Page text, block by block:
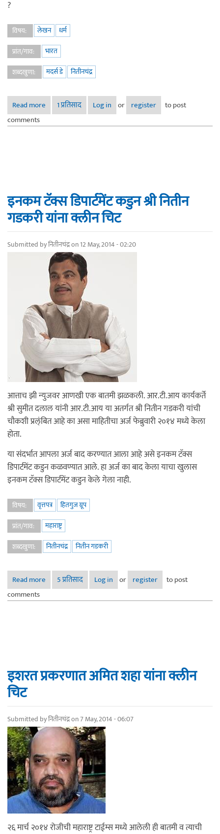
?
विषय: लेखन
धर्म
प्रांत/गाव:
भारत
शब्दखुणा:
मदर्स डे नितीनचंद्र
Read more about मदर्स डे ?
1 प्रतिसाद Log in or register
to post
comments
इनकम टॅक्स डिपार्टमेंट कडुन श्री नितीन
गडकरी यांना क्लीन चिट
Submitted byनितीनचंद्रon 12 May, 2014 - 02:20
आत्ताच झी न्युजवर आणखी एक बातमी झळकली. आर.टी.आय कार्यकर्ते
श्री सुमीत दलाल यांनी आर.टी.आय या अतर्गत श्री नितीन गडकरी यांची
चौकशी प्रल्ंबित आहे का असा माहितीचा अर्ज फेब्रुवारी २०१४ मध्ये केला
होता.
या संदर्भात आपला अर्ज बाद करण्यात आला आहे असे इनकम टॅक्स
डिपार्टमेंट कडुन कळवण्यात आले. हा अर्ज का बाद केला याचा खुलास
इनकम टॅक्स डिपार्टमेंट कडुन केले गेला नाही.
विषय: वृत्तपत्र
हितगुज ग्रूप
प्रांत/गाव:
महाराष्ट्र
शब्दखुणा:
नितीनचंद्र नितीन गडकरी
Read more
about इनकम टॅक्स डिपार्टमेंट कडुन श्री नितीन गडकरी यांना क्लीन
चिट
5 प्रतिसाद Log in or register
to post
comments
इशरत प्रकरणात अमित शहा यांना क्लीन
चिट
Submitted byनितीनचंद्रon 7 May, 2014 - 06:07
२६ मार्च २०१४ रोजीची महाराष्ट्र टाईम्स मध्ये आलेली ही बातमी व त्याची